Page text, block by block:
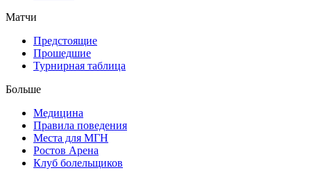
Матчи
Предстоящие
Прошедшие
Турнирная таблица
Больше
Медицина
Правила поведения
Места для МГН
Ростов Арена
Клуб болельщиков